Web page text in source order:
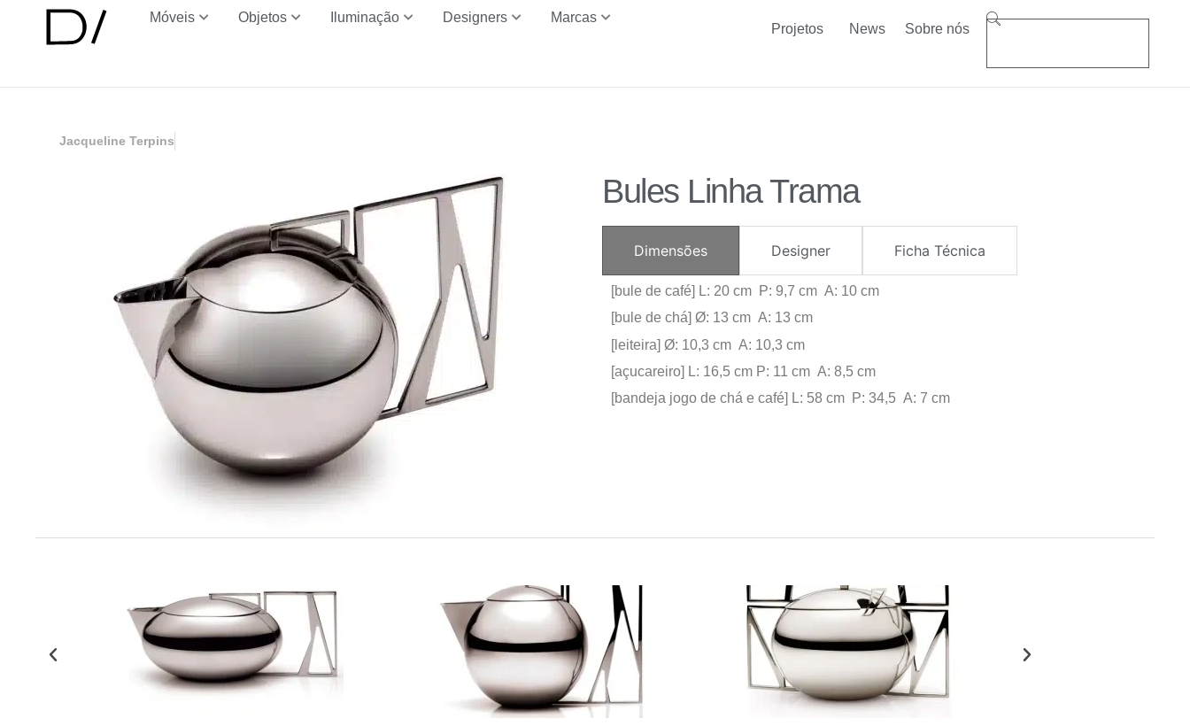
Móveis Objetos Iluminação Designers Marcas
Projetos News Sobre nós
Jacqueline Terpins
Bules Linha Trama
Dimensões Designer Ficha Técnica
[bule de café] L: 20 cm P: 9,7 cm A: 10 cm
[bule de chá] Ø: 13 cm A: 13 cm
[leiteira] Ø: 10,3 cm A: 10,3 cm
[açucareiro] L: 16,5 cm P: 11 cm A: 8,5 cm
[bandeja jogo de chá e café] L: 58 cm P: 34,5 A: 7 cm